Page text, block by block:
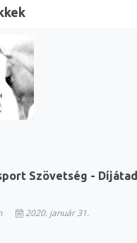
Szövetség -
2020. január 31.